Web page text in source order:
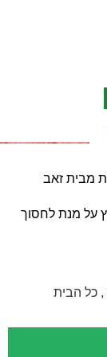
מבית זאב
על מנת לחסוך
, כל הבית